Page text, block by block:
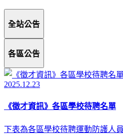
全站公告
各區公告
2025.12.23
《徵才資訊》各區學校待聘名單
下表為各區學校待聘運動防護人